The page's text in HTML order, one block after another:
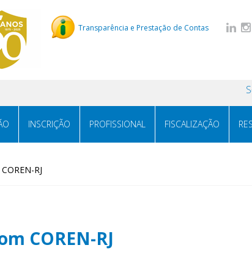
Transparência e Prestação de Contas
INSCRIÇÃO PROFISSIONAL FISCALIZAÇÃO
RJ
COREN-RJ